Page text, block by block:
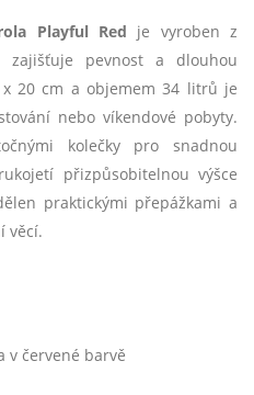
Playful Red je vyroben z
zajišťuje pevnost a dlouhou
20 cm a objemem 34 litrů je
nebo víkendové pobyty.
kolečky pro snadnou
přizpůsobitelnou výšce
praktickými přepážkami a
věcí.
v červené barvě